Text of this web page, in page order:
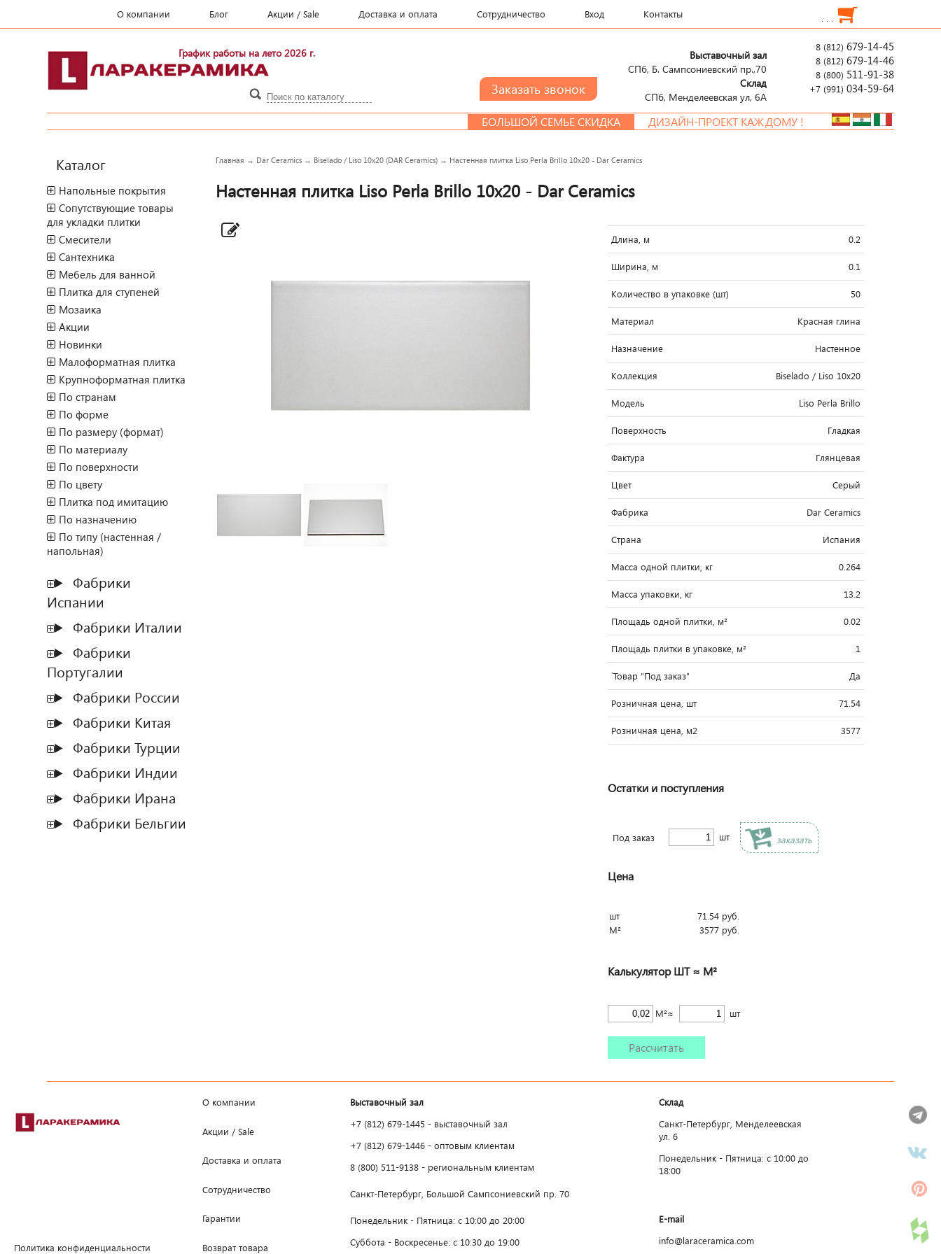
О компании Блог Акции / Sale Доставка и оплата Сотрудничество Вход Контакты . . .
График работы на лето 2026 г. 8 (812) 679-14-45
8 (812) 679-14-46
8 (800) 511-91-38
+7 (991) 034-59-64
Выставочный зал
СПб, Б. Сампсониевский пр.,70
Склад
СПб, Менделеевcкая ул, 6А
БОЛЬШОЙ СЕМЬЕ СКИДКА ДИЗАЙН-ПРОЕКТ КАЖДОМУ !
Каталог
Напольные покрытия
Сопутствующие товары
для укладки плитки
Смесители
Сантехника
Мебель для ванной
Плитка для ступеней
Мозаика
Акции
Новинки
Малоформатная плитка
Крупноформатная плитка
По странам
По форме
По размеру (формат)
По материалу
По поверхности
По цвету
Плитка под имитацию
По назначению
По типу (настенная /
напольная)
Фабрики
Испании
Фабрики Италии
Фабрики
Португалии
Фабрики России
Фабрики Китая
Фабрики Турции
Фабрики Индии
Фабрики Ирана
Фабрики Бельгии
Главная → Dar Ceramics → Biselado / Liso 10x20 (DAR Ceramics) → Настенная плитка Liso Perla Brillo 10x20 - Dar Ceramics
Настенная плитка Liso Perla Brillo 10x20 - Dar Ceramics
Длина, м 0.2
Ширина, м 0.1
Количество в упаковке (шт) 50
Материал Красная глина
Назначение Настенное
Коллекция Biselado / Liso 10x20
Модель Liso Perla Brillo
Поверхность Гладкая
Фактура Глянцевая
Цвет Серый
Фабрика Dar Ceramics
Страна Испания
Масса одной плитки, кг 0.264
Масса упаковки, кг 13.2
Площадь одной плитки, м² 0.02
Площадь плитки в упаковке, м² 1
`Товар "Под заказ" Да
Розничная цена, шт 71.54
Розничная цена, м2 3577
Остатки и поступления
Под заказ шт заказать
Цена
шт 71.54руб.
М²
3577руб.
Калькулятор ШТ ≈ М²
М²≈ шт
Рассчитать
Политика конфиденциальности
О компании
Акции / Sale
Доставка и оплата
Сотрудничество
Гарантии
Возврат товара
Выставочный зал
+7 (812) 679-1445 - выставочный зал
+7 (812) 679-1446 - оптовым клиентам
8 (800) 511-9138 - региональным клиентам
Санкт-Петербург, Большой Сампсониевский пр. 70
Понедельник - Пятница: с 10:00 до 20:00
Суббота - Воскресенье: с 10:30 до 19:00
Склад
Санкт-Петербург, Менделеевская
ул. 6
Понедельник - Пятница: c 10:00 до
18:00
E-mail
info@laraceramica.com